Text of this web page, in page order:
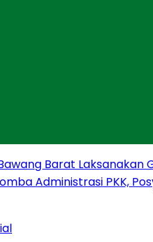
Barat Laksanakan
Administrasi PKK,